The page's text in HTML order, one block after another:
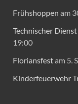
Frühshoppen am
Technischer
19:00
Floriansfestam 5.
Kinderfeuerwehr